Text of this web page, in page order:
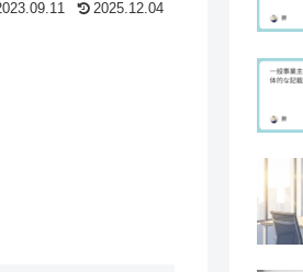
2025.12.04